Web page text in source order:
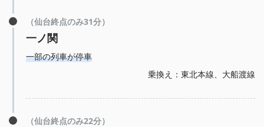
（仙台終点のみ31分）
一ノ関
一部の列車が停車
乗換え：東北本線、大船渡線
（仙台終点のみ22分）